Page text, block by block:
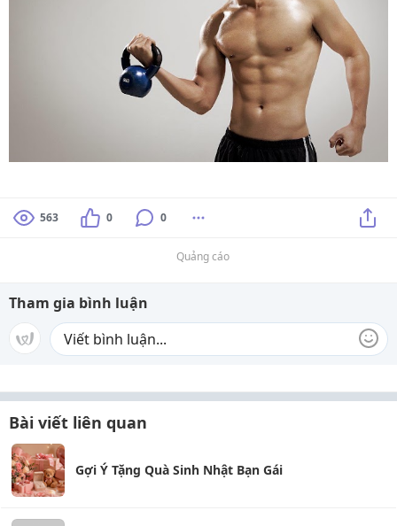
563 0 0
Quảng cáo
Tham gia bình luận
Bài viết liên quan
Gợi Ý Tặng Quà Sinh Nhật Bạn Gái